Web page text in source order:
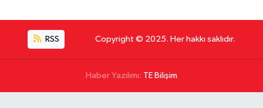
RSS Copyright © 2025. Her hakkı saklıdır.
Haber Yazılımı: TE Bilişim